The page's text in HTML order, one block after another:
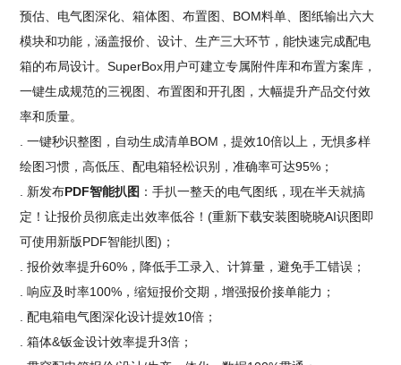
预估、电气图深化、箱体图、布置图、BOM料单、图纸输出六大
模块和功能，涵盖报价、设计、生产三大环节，能快速完成配电
箱的布局设计。SuperBox用户可建立专属附件库和布置方案库，
一键生成规范的三视图、布置图和开孔图，大幅提升产品交付效
率和质量。
. 一键秒识整图，自动生成清单BOM，提效10倍以上，无惧多样
绘图习惯，高低压、配电箱轻松识别，准确率可达95%；
. 新发布PDF智能扒图 ：手扒一整天的电气图纸，现在半天就搞
定！让报价员彻底走出效率低谷！(重新下载安装图晓晓AI识图即
可使用新版PDF智能扒图)；
. 报价效率提升60%，降低手工录入、计算量，避免手工错误；
. 响应及时率100%，缩短报价交期，增强报价接单能力；
. 配电箱电气图深化设计提效10倍；
. 箱体&钣金设计效率提升3倍；